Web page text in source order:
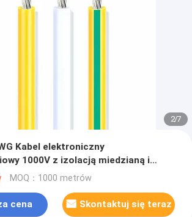
2/7
Kabel elektroniczny
1000V z izolacją miedzianą i
systemów magazynowania energii
MOQ：1000 metrów
cena Skontaktuj się teraz